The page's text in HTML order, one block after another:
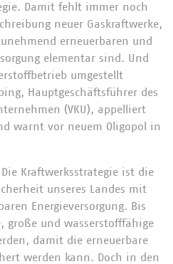
Damit fehlt immer noch
neuer Gaskraftwerke,
erneuerbaren und
elementar sind. Und
umgestellt
Hauptgeschäftsführer des
(VKU), appelliert
warnt vor neuem Oligopol in
Kraftwerksstrategie ist die
unseres Landes mit
Energieversorgung. Bis
große und wasserstofffähige
damit die erneuerbare
werden kann. Doch in den